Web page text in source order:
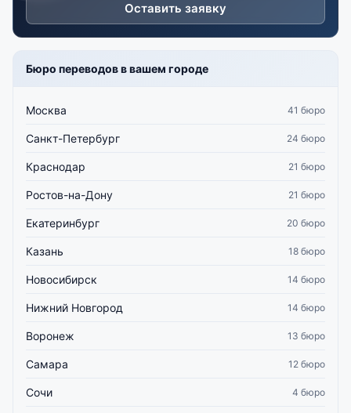
Оставить заявку
Бюро переводов в вашем городе
Москва 41 бюро
Санкт-Петербург 24 бюро
Краснодар 21 бюро
Ростов-на-Дону 21 бюро
Екатеринбург 20 бюро
Казань 18 бюро
Новосибирск 14 бюро
Нижний Новгород 14 бюро
Воронеж 13 бюро
Самара 12 бюро
Сочи 4 бюро